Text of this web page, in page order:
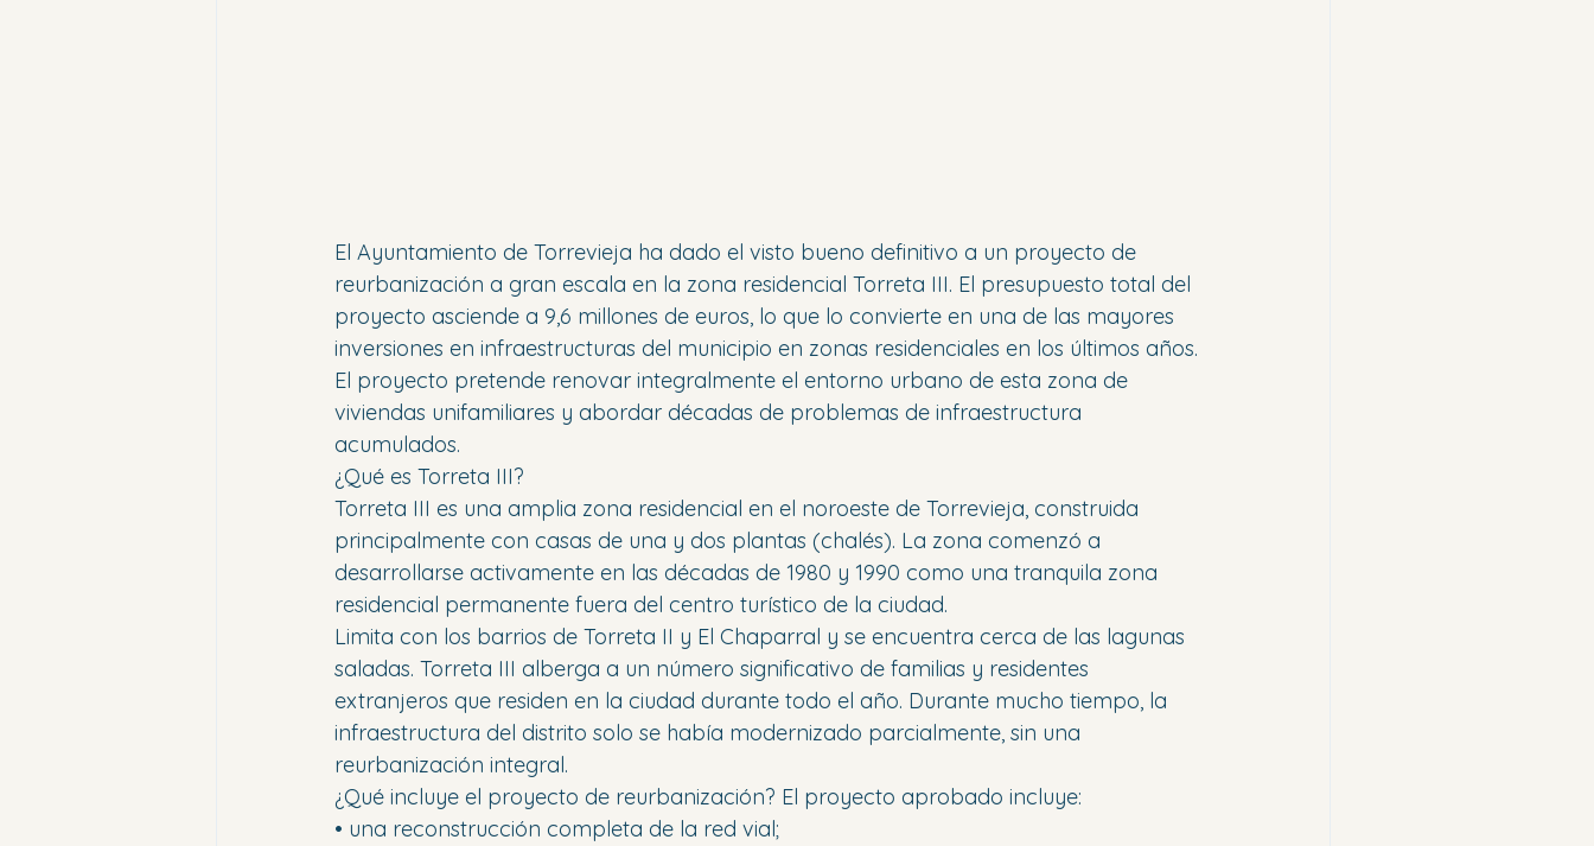
El Ayuntamiento de Torrevieja ha dado el visto bueno definitivo a un proyecto de
reurbanización a gran escala en la zona residencial Torreta III. El presupuesto total del
proyecto asciende a 9,6 millones de euros, lo que lo convierte en una de las mayores
inversiones en infraestructuras del municipio en zonas residenciales en los últimos años.
El proyecto pretende renovar integralmente el entorno urbano de esta zona de
viviendas unifamiliares y abordar décadas de problemas de infraestructura
acumulados.
¿Qué es Torreta III?
Torreta III es una amplia zona residencial en el noroeste de Torrevieja, construida
principalmente con casas de una y dos plantas (chalés). La zona comenzó a
desarrollarse activamente en las décadas de 1980 y 1990 como una tranquila zona
residencial permanente fuera del centro turístico de la ciudad.
Limita con los barrios de Torreta II y El Chaparral y se encuentra cerca de las lagunas
saladas. Torreta III alberga a un número significativo de familias y residentes
extranjeros que residen en la ciudad durante todo el año. Durante mucho tiempo, la
infraestructura del distrito solo se había modernizado parcialmente, sin una
reurbanización integral.
¿Qué incluye el proyecto de reurbanización? El proyecto aprobado incluye:
• una reconstrucción completa de la red vial;